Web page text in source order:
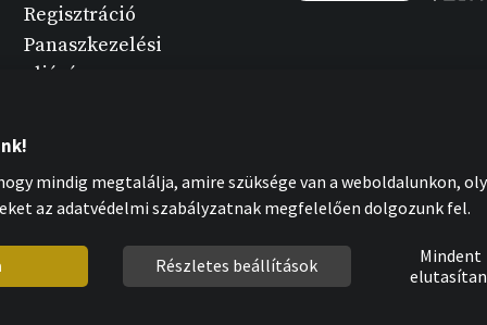
Regisztráció
Panaszkezelési
eljárás
Óra karbantartása
védelme
mindig megtalálja, amire szüksége van a weboldalunkon,
az adatvédelmi szabályzatnak megfelelően dolgozunk fel.
Részletes beállítások
Mindent